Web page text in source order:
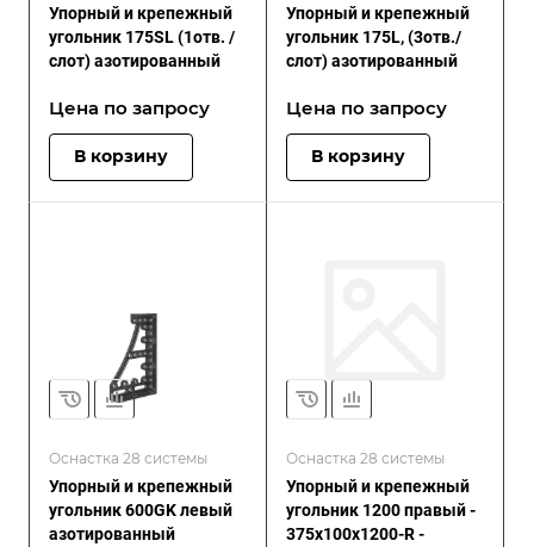
Упорный и крепежный
угольник 175SL (1отв. /
слот) азотированный
Цена по запросу
В корзину
Упорный и крепежный
угольник 175L, (3отв./
слот) азотированный
Цена по запросу
В корзину
Оснастка 28 системы
Упорный и крепежный
угольник 600GK левый
азотированный
Оснастка 28 системы
Упорный и крепежный
угольник 1200 правый -
375x100x1200-R -